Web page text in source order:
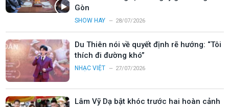
Gòn
SHOW HAY 28/07/2026
Du Thiên nói về quyết định rẽ hướng: “Tôi
thích đi đường khó”
NHẠC VIỆT 27/07/2026
Lâm Vỹ Dạ bật khóc trước hai hoàn cảnh